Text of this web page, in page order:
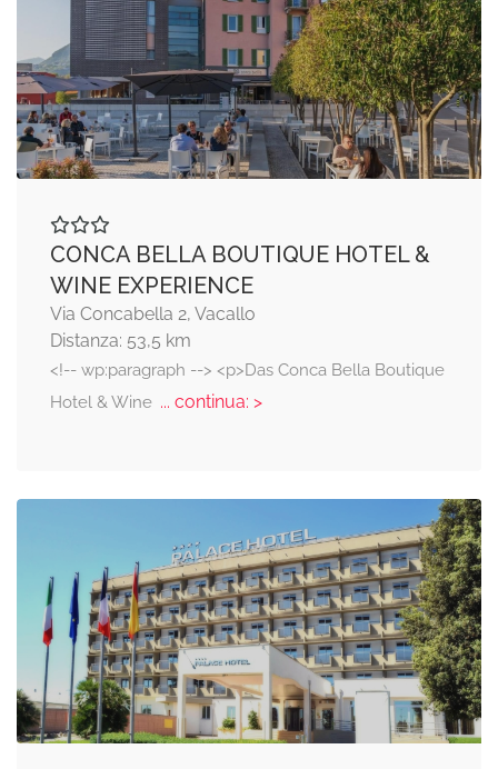
CONCA BELLA BOUTIQUE HOTEL &
WINE EXPERIENCE
Via Concabella 2, Vacallo
Distanza: 53,5 km
<!-- wp:paragraph --> <p>Das Conca Bella Boutique
Hotel & Wine... continua: >